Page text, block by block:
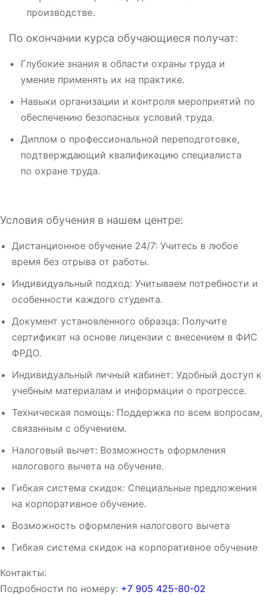
производстве.
По окончании курса обучающиеся получат:
Глубокие знания в области охраны труда и
умение применять их на практике.
Навыки организации и контроля мероприятий по
обеспечению безопасных условий труда.
Диплом о профессиональной переподготовке,
подтверждающий квалификацию специалиста
по охране труда.
Условия обучения в нашем центре:
Дистанционное обучение 24/7: Учитесь в любое
время без отрыва от работы.
Индивидуальный подход: Учитываем потребности и
особенности каждого студента.
Документ установленного образца: Получите
сертификат на основе лицензии с внесением в ФИС
ФРДО.
Индивидуальный личный кабинет: Удобный доступ к
учебным материалам и информации о прогрессе.
Техническая помощь: Поддержка по всем вопросам,
связанным с обучением.
Налоговый вычет: Возможность оформления
налогового вычета на обучение.
Гибкая система скидок: Специальные предложения
на корпоративное обучение.
Возможность оформления налогового вычета
Гибкая система скидок на корпоративное обучение
Контакты:
Подробности по номеру: ‪‪+7 905 425-80-02‬‬